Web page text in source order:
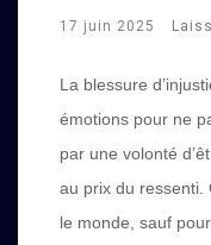
17 juin 2025
La blessure
émotions pour ne
par une volonté
au prix du ressenti.
le monde, sauf